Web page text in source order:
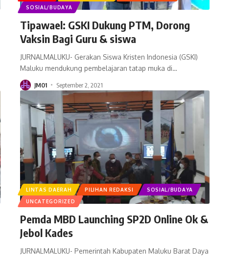
SOSIAL/BUDAYA
Tipawael: GSKI Dukung PTM, Dorong
Vaksin Bagi Guru & siswa
JURNALMALUKU- Gerakan Siswa Kristen Indonesia (GSKI)
Maluku mendukung pembelajaran tatap muka di…
JM01 September 2, 2021
LINTAS DAERAH PILIHAN REDAKSI
SOSIAL/BUDAYA
UNCATEGORIZED
Pemda MBD Launching SP2D Online Ok &
Jebol Kades
JURNALMALUKU- Pemerintah Kabupaten Maluku Barat Daya